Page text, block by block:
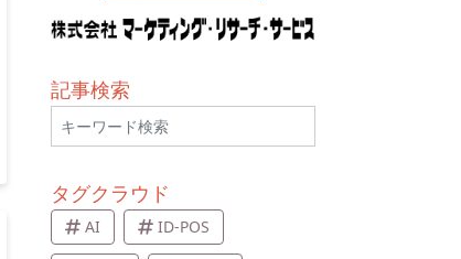
記事検索
タグクラウド
AI ID-POS